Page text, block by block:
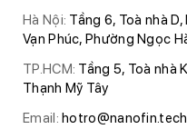
Hà Nội: Tầng 6, Toà nhà
Vạn Phúc, Phường Ngọc
TP.HCM: Tầng 5, Toà nhà
Thạnh Mỹ Tây
Email: hotro@nanofin.tech